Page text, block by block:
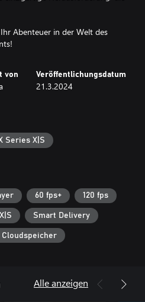
Abenteuer in der Welt des
von Veröffentlichungsdatum
21.3.2024
Series X|S
60 fps+ 120 fps
Smart Delivery
Cloudspeicher
Alle anzeigen